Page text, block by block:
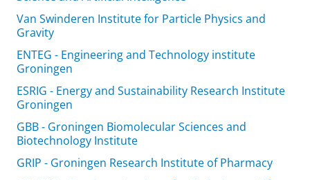
Van Swinderen Institute for Particle Physics and
Gravity
ENTEG - Engineering and Technology institute
Groningen
ESRIG - Energy and Sustainability Research Institute
Groningen
GBB - Groningen Biomolecular Sciences and
Biotechnology Institute
GRIP - Groningen Research Institute of Pharmacy